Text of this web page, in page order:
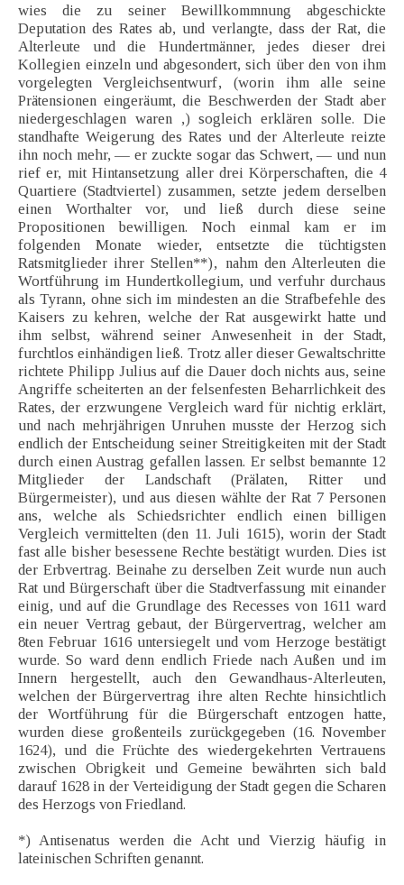
wies die zu seiner Bewillkommnung abgeschickte
Deputation des Rates ab, und verlangte, dass der Rat, die
Alterleute und die Hundertmänner, jedes dieser drei
Kollegien einzeln und abgesondert, sich über den von ihm
vorgelegten Vergleichsentwurf‚ (worin ihm alle seine
Prätensionen eingeräumt, die Beschwerden der Stadt aber
niedergeschlagen waren ,) sogleich erklären solle. Die
standhafte Weigerung des Rates und der Alterleute reizte
ihn noch mehr, — er zuckte sogar das Schwert, — und nun
rief er, mit Hintansetzung aller drei Körperschaften, die 4
Quartiere (Stadtviertel) zusammen, setzte jedem derselben
einen Worthalter vor, und ließ durch diese seine
Propositionen bewilligen. Noch einmal kam er im
folgenden Monate wieder, entsetzte die tüchtigsten
Ratsmitglieder ihrer Stellen**)‚ nahm den Alterleuten die
Wortführung im Hundertkollegium, und verfuhr durchaus
als Tyrann, ohne sich im mindesten an die Strafbefehle des
Kaisers zu kehren, welche der Rat ausgewirkt hatte und
ihm selbst, während seiner Anwesenheit in der Stadt,
furchtlos einhändigen ließ. Trotz aller dieser Gewaltschritte
richtete Philipp Julius auf die Dauer doch nichts aus, seine
Angriffe scheiterten an der felsenfesten Beharrlichkeit des
Rates, der erzwungene Vergleich ward für nichtig erklärt,
und nach mehrjährigen Unruhen musste der Herzog sich
endlich der Entscheidung seiner Streitigkeiten mit der Stadt
durch einen Austrag gefallen lassen. Er selbst bemannte 12
Mitglieder der Landschaft (Prälaten, Ritter und
Bürgermeister), und aus diesen wählte der Rat 7 Personen
ans, welche als Schiedsrichter endlich einen billigen
Vergleich vermittelten (den 11. Juli 1615), worin der Stadt
fast alle bisher besessene Rechte bestätigt wurden. Dies ist
der Erbvertrag. Beinahe zu derselben Zeit wurde nun auch
Rat und Bürgerschaft über die Stadtverfassung mit einander
einig, und auf die Grundlage des Recesses von 1611 ward
ein neuer Vertrag gebaut, der Bürgervertrag, welcher am
8ten Februar 1616 untersiegelt und vom Herzoge bestätigt
wurde. So ward denn endlich Friede nach Außen und im
Innern hergestellt, auch den Gewandhaus-Alterleuten,
welchen der Bürgervertrag ihre alten Rechte hinsichtlich
der Wortführung für die Bürgerschaft entzogen hatte,
wurden diese großenteils zurückgegeben (16. November
1624), und die Früchte des wiedergekehrten Vertrauens
zwischen Obrigkeit und Gemeine bewährten sich bald
darauf 1628 in der Verteidigung der Stadt gegen die Scharen
des Herzogs von Friedland.
*) Antisenatus werden die Acht und Vierzig häufig in
lateinischen Schriften genannt.